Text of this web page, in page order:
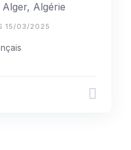
Algérie
15/03/2025